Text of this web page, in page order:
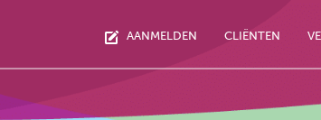
AANMELDEN CLIËNTEN